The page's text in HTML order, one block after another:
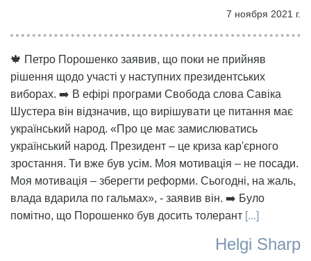
7 ноября 2021 г.
🍁 Петро Порошенко заявив, що поки не прийняв
рішення щодо участі у наступних президентських
виборах. ➡️ В ефірі програми Свобода слова Савіка
Шустера він відзначив, що вирішувати це питання має
український народ. «Про це має замислюватись
український народ. Президент – це криза кар'єрного
зростання. Ти вже був усім. Моя мотивація – не посади.
Моя мотивація – зберегти реформи. Сьогодні, на жаль,
влада вдарила по гальмах», - заявив він. ➡️ Було
помітно, що Порошенко був досить толерант [...]
Helgi Sharp